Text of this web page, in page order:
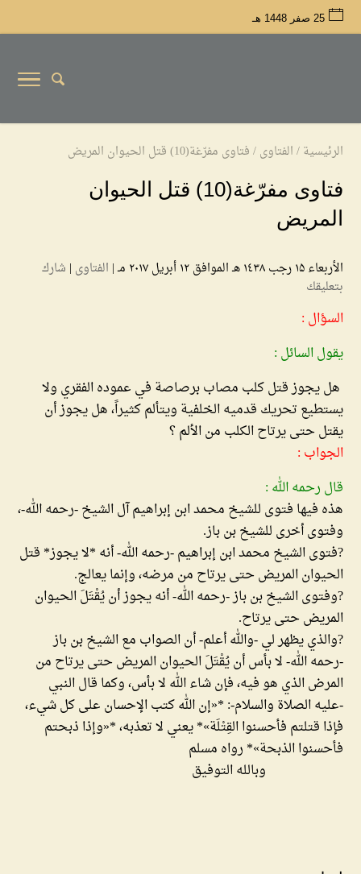
25 صفر 1448 هـ
الرئيسية/الفتاوى/فتاوى مفرّغة(10) قتل الحيوان المريض
فتاوى مفرّغة(10) قتل الحيوان
المريض
الأربعاء ۱۵ رجب ۱٤۳۸ هـ الموافق ۱۲ أبريل ۲۰۱۷ مـ | الفتاوى | شارك
بتعليقك
السؤال :
يقول السائل :
هل يجوز قتل كلب مصاب برصاصة في عموده الفقري ولا
يستطيع تحريك قدميه الخلفية ويتألم كثيراً، هل يجوز أن
يقتل حتى يرتاح الكلب من الألم ؟
الجواب :
قال رحمه الله :
هذه فيها فتوى للشيخ محمد ابن إبراهيم آل الشيخ -رحمه الله-،
وفتوى أخرى للشيخ بن باز.
?فتوى الشيخ محمد ابن إبراهيم -رحمه الله- أنه *لا يجوز* قتل
الحيوان المريض حتى يرتاح من مرضه، وإنما يعالج.
?وفتوى الشيخ بن باز -رحمه الله- أنه يجوز أن يُقْتَلَ الحيوان
المريض حتى يرتاح.
?والذي يظهر لي -والله أعلم- أن الصواب مع الشيخ بن باز
-رحمه الله- لا بأس أن يُقْتَلَ الحيوان المريض حتى يرتاح من
المرض الذي هو فيه، فإن شاء الله لا بأس، وكما قال النبي
-عليه الصلاة والسلام-: *«إن الله كتب الإحسان على كل شيء،
فإذا قتلتم فأحسنوا القِتْلَة»* يعني لا تعذبه، *«وإذا ذبحتم
فأحسنوا الذبحة»* رواه مسلم
وبالله التوفيق